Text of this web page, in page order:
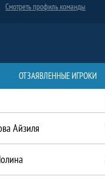
Смотреть профиль команды
ОТЗАЯВЛЕННЫЕ ИГРОКИ
Айзиля